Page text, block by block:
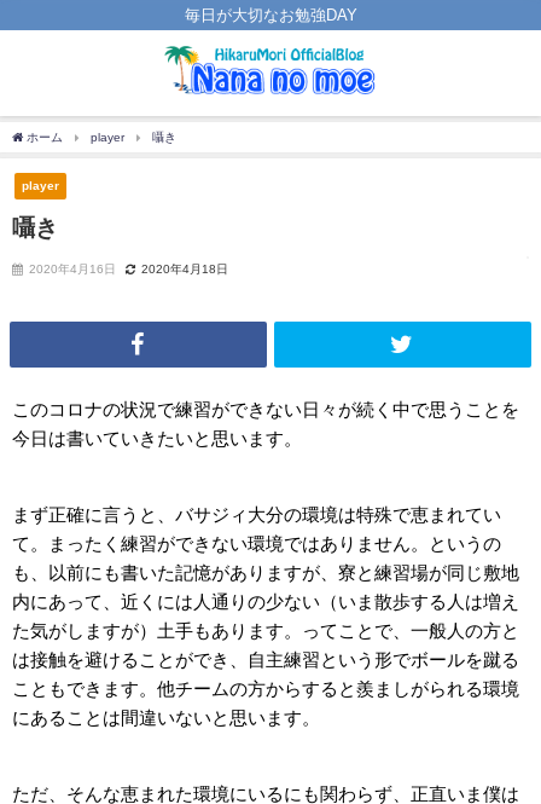
毎日が大切なお勉強DAY
ホーム player 囁き
player
囁き
2020年4月16日 2020年4月18日
このコロナの状況で練習ができない日々が続く中で思うことを
今日は書いていきたいと思います。
まず正確に言うと、バサジィ大分の環境は特殊で恵まれてい
て。まったく練習ができない環境ではありません。というの
も、以前にも書いた記憶がありますが、寮と練習場が同じ敷地
内にあって、近くには人通りの少ない（いま散歩する人は増え
た気がしますが）土手もあります。ってことで、一般人の方と
は接触を避けることができ、自主練習という形でボールを蹴る
こともできます。他チームの方からすると羨ましがられる環境
にあることは間違いないと思います。
ただ、そんな恵まれた環境にいるにも関わらず、正直いま僕は